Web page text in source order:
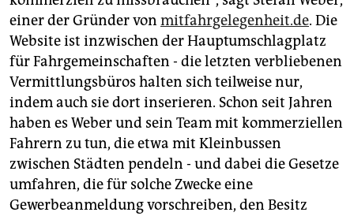
einer der Gründer von mitfahrgelegenheit.de. Die
Website ist inzwischen der Hauptumschlagplatz
für Fahrgemeinschaften - die letzten verbliebenen
Vermittlungsbüros halten sich teilweise nur,
indem auch sie dort inserieren. Schon seit Jahren
haben es Weber und sein Team mit kommerziellen
Fahrern zu tun, die etwa mit Kleinbussen
zwischen Städten pendeln - und dabei die Gesetze
umfahren, die für solche Zwecke eine
Gewerbeanmeldung vorschreiben, den Besitz